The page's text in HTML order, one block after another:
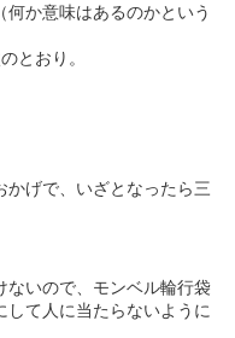
か意味はあるのかという
とおり。
かげで、いざとなったら三
ないので、モンベル輪行袋
て人に当たらないように